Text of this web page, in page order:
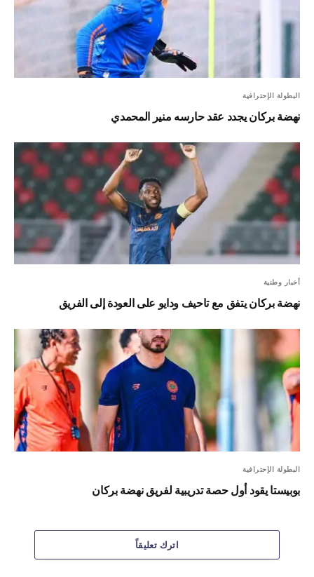
البطولة الإحترافية
نهضة بركان يجدد عقد حارسه منير المحمدي
أخبار وطنية
نهضة بركان يتفق مع تاحيف ودايو على العودة إلى الفريق
البطولة الإحترافية
بوبيستا يقود أول حصة تدريبية لفريق نهضة بركان
اترك تعليقاً